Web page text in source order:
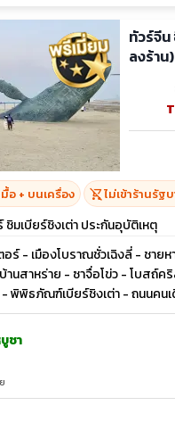
ทัวร์จีน
ลงร้าน)
มื้อ + บนเครื่อง shopping_cart_offไม่เข้าร้านรัฐ
ชิมเบียร์ชิงเต่า ประกันอุบัติเหตุ
อร์ - เมืองโบราณชั่วเฉิงลี่ - ชา
นสาหร่าย - ซาจื่อโข่ว - โบสถ์
- พิพิธภัณฑ์เบียร์ชิงเต่า - ถนนค
ชา